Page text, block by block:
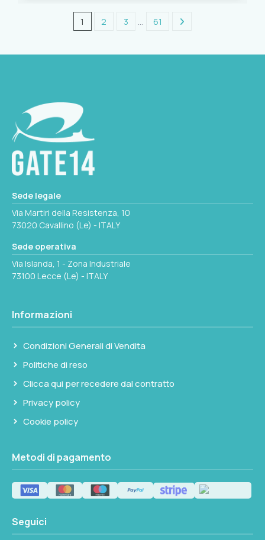
1 2 3 61
Sede legale
Via Martiri della Resistenza, 10
73020 Cavallino (Le) - ITALY
Sede operativa
Via Islanda, 1 - Zona Industriale
73100 Lecce (Le) - ITALY
Informazioni
Condizioni Generali di Vendita
Politiche di reso
Clicca qui per recedere dal contratto
Privacy policy
Cookie policy
Metodi di pagamento
Seguici